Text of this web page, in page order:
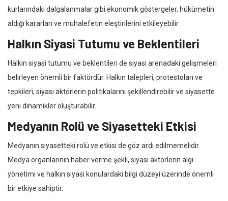
kurlarındaki dalgalanmalar gibi ekonomik göstergeler, hükümetin
aldığı kararları ve muhalefetin eleştirilerini etkileyebilir.
Halkın Siyasi Tutumu ve Beklentileri
Halkın siyasi tutumu ve beklentileri de siyasi arenadaki gelişmeleri
belirleyen önemli bir faktördür. Halkın talepleri, protestoları ve
tepkileri, siyasi aktörlerin politikalarını şekillendirebilir ve siyasette
yeni dinamikler oluşturabilir.
Medyanın Rolü ve Siyasetteki Etkisi
Medyanın siyasetteki rolü ve etkisi de göz ardı edilmemelidir.
Medya organlarının haber verme şekli, siyasi aktörlerin algı
yönetimi ve halkın siyasi konulardaki bilgi düzeyi üzerinde önemli
bir etkiye sahiptir.